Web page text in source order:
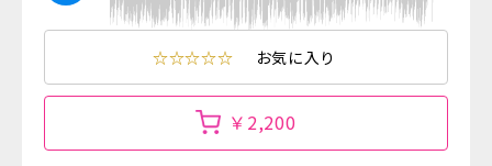
☆☆☆☆☆ お気に入り
￥2,200